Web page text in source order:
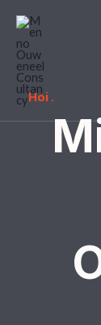
naar
inhoud
Hoi .​